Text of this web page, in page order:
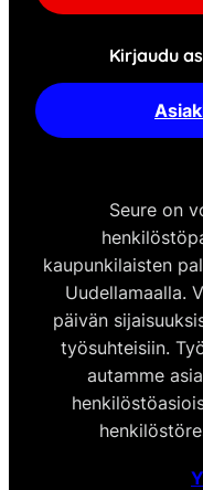
Kirjaudu
Seure on
kaupunkilaisten
Uudellamaalla.
päivän
työsuhteisiin.
autamme